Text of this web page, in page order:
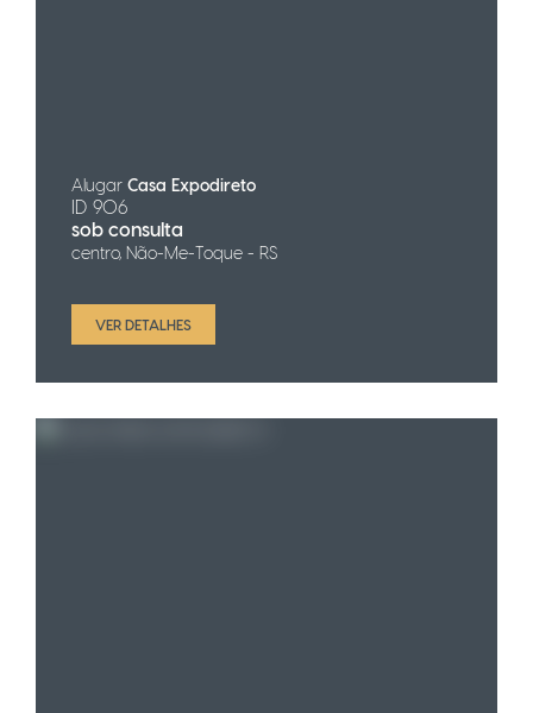
Alugar Casa Expodireto
ID 906
sob consulta
centro, Não-Me-Toque - RS
VER DETALHES